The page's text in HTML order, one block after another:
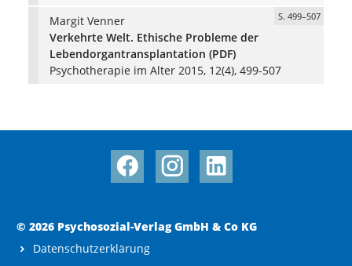
Margit Venner
S. 499–507
Verkehrte Welt. Ethische Probleme der
Lebendorgantransplantation (PDF)
Psychotherapie im Alter 2015, 12(4), 499-507
© 2026 Psychosozial-Verlag GmbH & Co KG
Datenschutzerklärung